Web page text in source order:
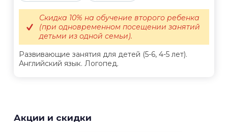
Развивающие занятия для детей (5-6, 4-5 лет).
Английский язык. Логопед.
Скидка 10% на обучение второго ребенка
(при одновременном посещении занятий
детьми из одной семьи).
Акции и скидки